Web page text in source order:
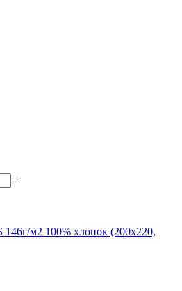
+
м2 100% хлопок (200х220,